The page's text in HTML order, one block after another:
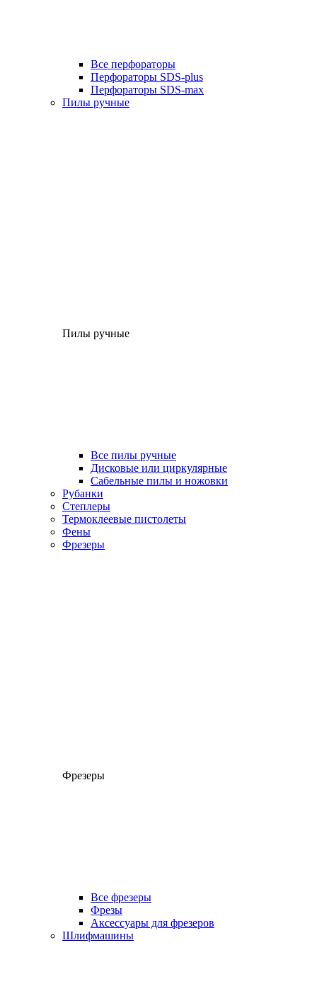
Все перфораторы
Перфораторы SDS-plus
Перфораторы SDS-max
Пилы ручные
Пилы ручные
Все пилы ручные
Дисковые или циркулярные
Сабельные пилы и ножовки
Рубанки
Степлеры
Термоклеевые пистолеты
Фены
Фрезеры
Фрезеры
Все фрезеры
Фрезы
Аксессуары для фрезеров
Шлифмашины